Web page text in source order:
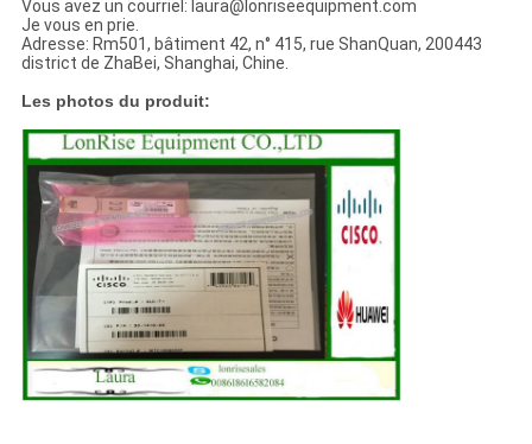
Vous avez un courriel: laura@lonriseequipment.com
Je vous en prie.
Adresse: Rm501, bâtiment 42, n° 415, rue ShanQuan, 200443
district de ZhaBei, Shanghai, Chine.
Les photos du produit: